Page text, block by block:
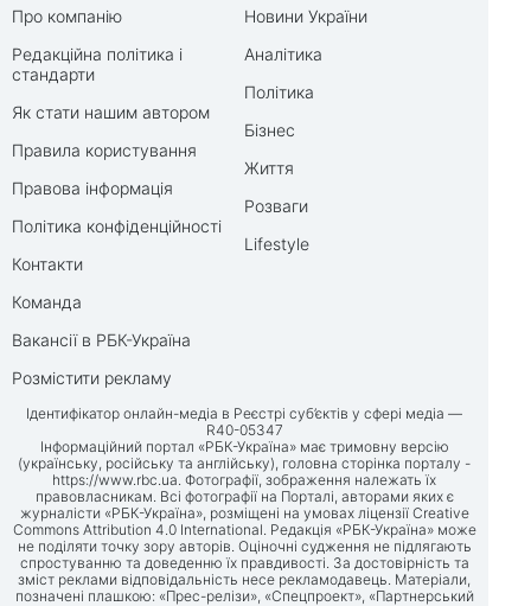
Про компанію
Редакційна політика і
стандарти
Як стати нашим автором
Правила користування
Правова інформація
Політика конфіденційності
Контакти
Команда
Вакансії в РБК-Україна
Розмістити рекламу
Новини України
Аналітика
Політика
Бізнес
Життя
Розваги
Lifestyle
Ідентифікатор онлайн-медіа в Реєстрі суб’єктів у сфері медіа —
R40-05347
Інформаційний портал «РБК-Україна» має тримовну версію
(українську, російську та англійську), головна сторінка порталу -
https://www.rbc.ua. Фотографії, зображення належать їх
правовласникам. Всі фотографії на Порталі, авторами яких є
журналісти «РБК-Україна», розміщені на умовах ліцензії Creative
Commons Attribution 4.0 International. Редакція «РБК-Україна» може
не поділяти точку зору авторів. Оціночні судження не підлягають
спростуванню та доведенню їх правдивості. За достовірність та
зміст реклами відповідальність несе рекламодавець. Матеріали,
позначені плашкою: «Прес-релізи», «Спецпроект», «Партнерський